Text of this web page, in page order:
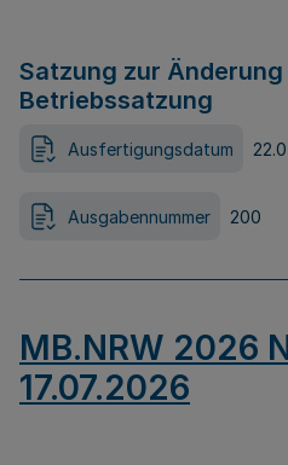
Satzung zur Änderung
Betriebssatzung
Ausfertigungsdatum
Ausgabennummer 200
MB.NRW 2026
17.07.2026